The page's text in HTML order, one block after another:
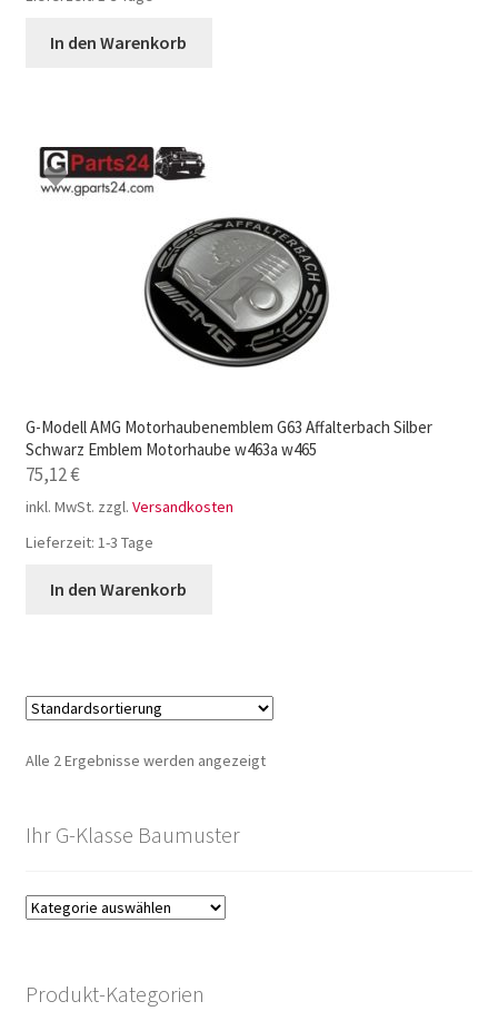
In den Warenkorb
G-Modell AMG Motorhaubenemblem G63 Affalterbach Silber
Schwarz Emblem Motorhaube w463a w465
75,12€
inkl. MwSt. zzgl. Versandkosten
Lieferzeit: 1-3 Tage
In den Warenkorb
Alle 2 Ergebnisse werden angezeigt
Ihr G-Klasse Baumuster
Produkt-Kategorien